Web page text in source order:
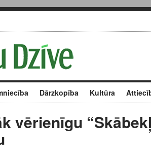
Dārzkopība Kultūra
vērienīgu